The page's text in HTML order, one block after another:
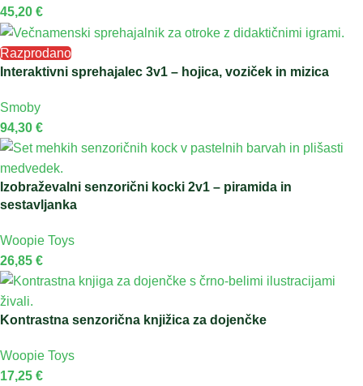
45,20 €
Razprodano
Interaktivni sprehajalec 3v1 – hojica, voziček in mizica
Smoby
94,30 €
Izobraževalni senzorični kocki 2v1 – piramida in
sestavljanka
Woopie Toys
26,85 €
Kontrastna senzorična knjižica za dojenčke
Woopie Toys
17,25 €